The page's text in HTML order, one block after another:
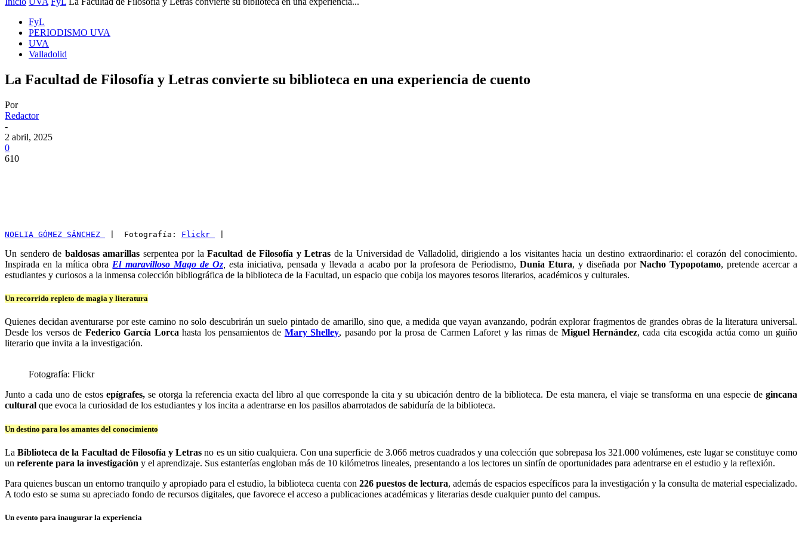
FyL
PERIODISMO UVA
UVA
Valladolid
La Facultad de Filosofía y Letras convierte su biblioteca en una experiencia de cuento
Por
Redactor
-
2 abril, 2025
0
610
NOELIA GÓMEZ SÁNCHEZ |  Fotografía: Flickr
Un sendero de baldosas amarillas serpentea por laFacultad de Filosofía y Letras de la Universidad de Valladolid, dirigiendo a los visitantes hacia un destino extraordinario: el corazón del conocimiento.
Inspirada en la mítica obra El maravilloso Mago de Oz, esta iniciativa, pensada y llevada a acabo por la profesora de Periodismo,Dunia Etura, y diseñada por Nacho Typopotamo, pretende acercar a
estudiantes y curiosos a la inmensa colección bibliográfica de la biblioteca de la Facultad, un espacio que cobija los mayores tesoros literarios, académicos y culturales.
Un recorrido repleto de magia y literatura
Quienes decidan aventurarse por este camino no solo descubrirán un suelo pintado de amarillo, sino que, a medida que vayan avanzando, podrán explorar fragmentos de grandes obras de la literatura universal.
Desde los versos de Federico García Lorca hasta los pensamientos de Mary Shelley, pasando por la prosa de Carmen Laforet y las rimas de Miguel Hernández, cada cita escogida actúa como un guiño
literario que invita a la investigación.
Fotografía: Flickr
Junto a cada uno de estos epígrafes, se otorga la referencia exacta del libro al que corresponde la cita y su ubicación dentro de la biblioteca. De esta manera, el viaje se transforma en una especie de gincana
cultural que evoca la curiosidad de los estudiantes y los incita a adentrarse en los pasillos abarrotados de sabiduría de la biblioteca.
Un destino para los amantes del conocimiento
LaBiblioteca de la Facultad de Filosofía y Letras no es un sitio cualquiera. Con una superficie de 3.066 metros cuadrados y una colección que sobrepasa los 321.000 volúmenes, este lugar se constituye como
un referente para la investigación y el aprendizaje. Sus estanterías engloban más de 10 kilómetros lineales, presentando a los lectores un sinfín de oportunidades para adentrarse en el estudio y la reflexión.
Para quienes buscan un entorno tranquilo y apropiado para el estudio, la biblioteca cuenta con 226 puestos de lectura, además de espacios específicos para la investigación y la consulta de material especializado.
A todo esto se suma su apreciado fondo de recursos digitales, que favorece el acceso a publicaciones académicas y literarias desde cualquier punto del campus.
Un evento para inaugurar la experiencia